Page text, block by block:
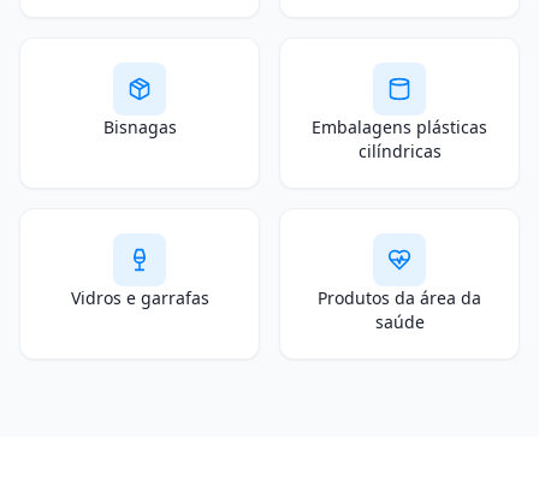
Bisnagas
Embalagens plásticas
cilíndricas
Vidros e garrafas
Produtos da área da
saúde